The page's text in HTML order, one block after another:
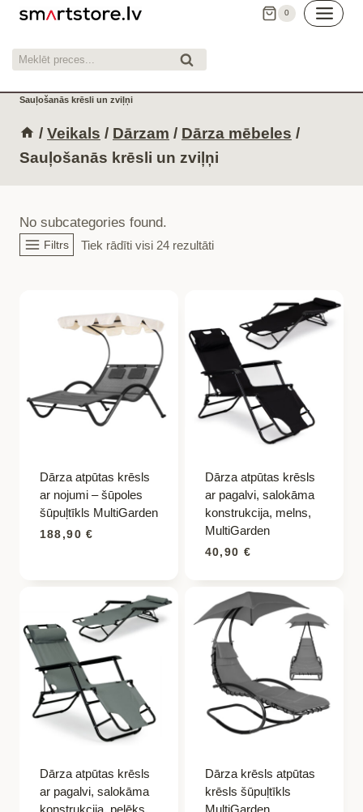
Skip
content
0
Meklēt: Meklēt
Sauļošanās krēsli un zviļņi
/ Veikals / Dārzam / Dārza mēbeles /
Sauļošanās krēsli un zviļņi
No subcategories found.
Filtrs Tiek rādīti visi 24 rezultāti
Dārza atpūtas krēsls
ar nojumi – šūpoles
šūpuļtīkls MultiGarden
188,90€
Dārza atpūtas krēsls
ar pagalvi, salokāma
konstrukcija, melns,
MultiGarden
40,90 €
Dārza atpūtas krēsls
ar pagalvi, salokāma
konstrukcija, pelēks,
Dārza krēsls atpūtas
krēsls šūpuļtīkls
MultiGarden